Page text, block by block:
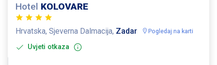
Hotel KOLOVARE
Hrvatska, Sjeverna Dalmacija, Zadar Pogledaj na karti
Uvjeti otkaza